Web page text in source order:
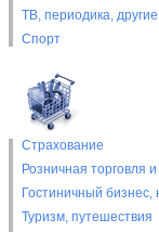
ТВ, периодика,
Спорт
Страхование
Розничная торговля
Гостиничный бизнес,
Туризм, путешествия